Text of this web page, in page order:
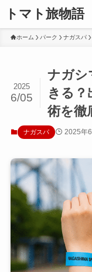
トマト旅物語
ホーム パーク ナガスパ
ナガシ
きる？
術を徹
2025
6/05
ナガスパ 2025年